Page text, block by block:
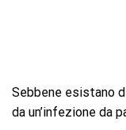
Sebbene esistano
da un’infezione da